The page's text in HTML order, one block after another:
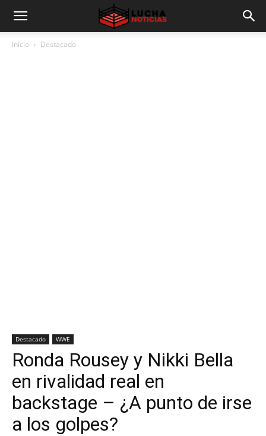
Inicio Destacado
Destacado WWE
Ronda Rousey y Nikki Bella
en rivalidad real en
backstage – ¿A punto de irse
a los golpes?